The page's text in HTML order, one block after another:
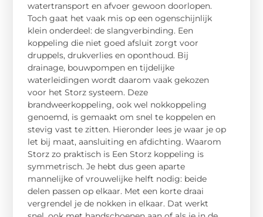
watertransport en afvoer gewoon doorlopen.
Toch gaat het vaak mis op een ogenschijnlijk
klein onderdeel: de slangverbinding. Een
koppeling die niet goed afsluit zorgt voor
druppels, drukverlies en oponthoud. Bij
drainage, bouwpompen en tijdelijke
waterleidingen wordt daarom vaak gekozen
voor het Storz systeem. Deze
brandweerkoppeling, ook wel nokkoppeling
genoemd, is gemaakt om snel te koppelen en
stevig vast te zitten. Hieronder lees je waar je op
let bij maat, aansluiting en afdichting. Waarom
Storz zo praktisch is Een Storz koppeling is
symmetrisch. Je hebt dus geen aparte
mannelijke of vrouwelijke helft nodig: beide
delen passen op elkaar. Met een korte draai
vergrendel je de nokken in elkaar. Dat werkt